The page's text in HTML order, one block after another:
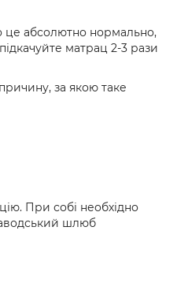
це абсолютно нормально,
матрац 2-3 рази
за якою таке
При собі необхідно
шлюб